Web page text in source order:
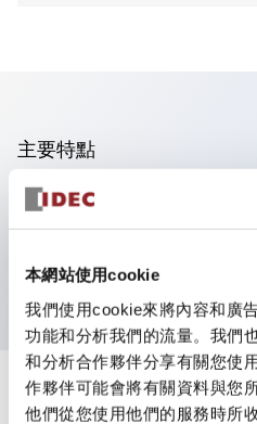
本網站使用cookie
我們使用cookie來將內容和廣
功能和分析我們的流量。我們
和分析合作夥伴分享有關您使
作夥伴可能會將有關資料與您
他們從您使用他們的服務時所
主要特點
可進行集合密著安裝
附鎖選擇開關採用高安全性
防護結構為IP65（IEC60529
規格